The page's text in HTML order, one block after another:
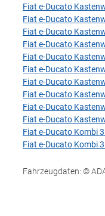
Fiat e-Ducato
Fiat e-Ducato
Fiat e-Ducato
Fiat e-Ducato
Fiat e-Ducato
Fiat e-Ducato
Fiat e-Ducato
Fiat e-Ducato
Fiat e-Ducato
Fiat e-Ducato
Fiat e-Ducato Kombi
Fiat e-Ducato Kombi
Fahrzeugdaten: ©